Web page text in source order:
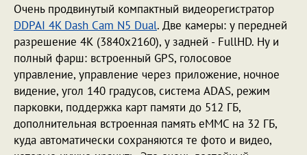
Очень продвинутый компактный видеорегистратор
DDPAI 4K Dash Cam N5 Dual. Две камеры: у передней
разрешение 4К (3840x2160), у задней - FullHD. Ну и
полный фарш: встроенный GPS, голосовое
управление, управление через приложение, ночное
видение, угол 140 градусов, система ADAS, режим
парковки, поддержка карт памяти до 512 ГБ,
дополнительная встроенная память eMMC на 32 ГБ,
куда автоматически сохраняются те фото и видео,